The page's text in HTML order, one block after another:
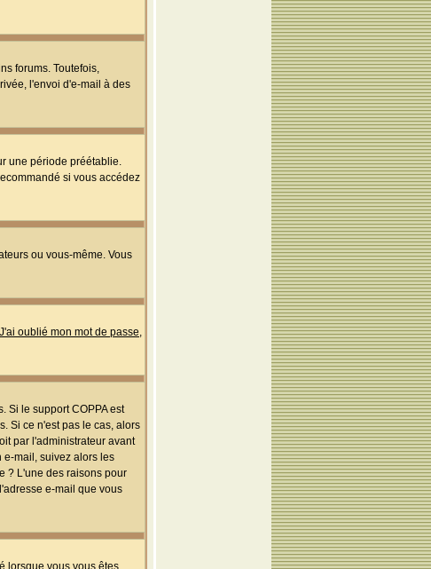
forums. Toutefois,
l'envoi d'e-mail à des
une période préétablie.
si vous accédez
ou vous-même. Vous
J'ai oublié mon mot de passe,
Si le support COPPA est
Si ce n'est pas le cas, alors
par l'administrateur avant
e-mail, suivez alors les
? L'une des raisons pour
e-mail que vous
lorsque vous vous êtes